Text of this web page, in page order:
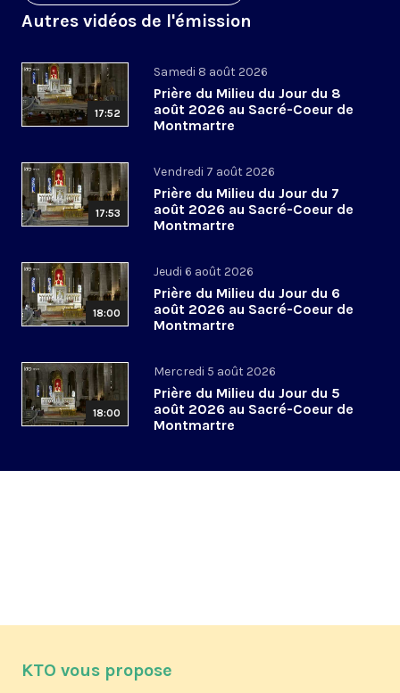
Autres vidéos de l'émission
17:52
Samedi 8 août 2026
Prière du Milieu du Jour du 8
août 2026 au Sacré-Coeur de
Montmartre
17:53
Vendredi 7 août 2026
Prière du Milieu du Jour du 7
août 2026 au Sacré-Coeur de
Montmartre
18:00
Jeudi 6 août 2026
Prière du Milieu du Jour du 6
août 2026 au Sacré-Coeur de
Montmartre
18:00
Mercredi 5 août 2026
Prière du Milieu du Jour du 5
août 2026 au Sacré-Coeur de
Montmartre
KTO vous propose